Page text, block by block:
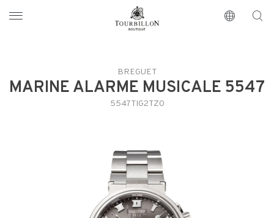
https://www.tourbillon.com/index.php/de
BREGUET
MARINE ALARME MUSICALE 5547
5547TIG2TZ0